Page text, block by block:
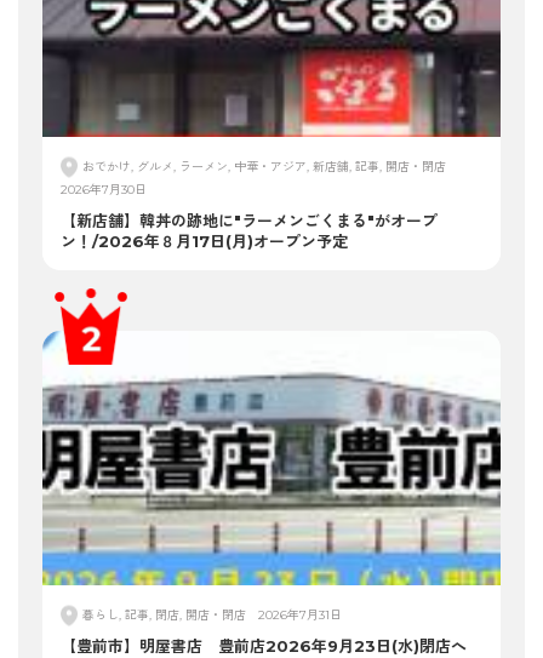
おでかけ, グルメ, ラーメン, 中華・アジア, 新店舗, 記事, 開店・閉店
2026年7月30日
【新店舗】韓丼の跡地に"ラーメンごくまる"がオープ
ン！/2026年８月17日(月)オープン予定
暮らし, 記事, 閉店, 開店・閉店 2026年7月31日
【豊前市】明屋書店 豊前店2026年9月23日(水)閉店へ